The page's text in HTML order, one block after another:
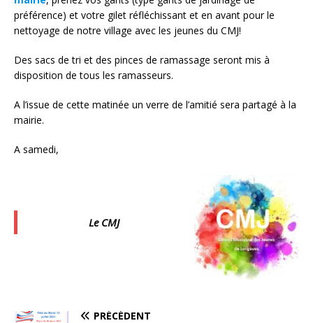
préférence) et votre gilet réfléchissant et en avant pour le
nettoyage de notre village avec les jeunes du CMJ!
Des sacs de tri et des pinces de ramassage seront mis à
disposition de tous les ramasseurs.
A l’issue de cette matinée un verre de l’amitié sera partagé à la
mairie.
A samedi,
Le CMJ
PRÉCÉDENT